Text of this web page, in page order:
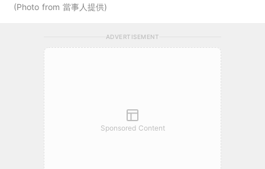
Photo from 當事人提供
ADVERTISEMENT
Sponsored Content